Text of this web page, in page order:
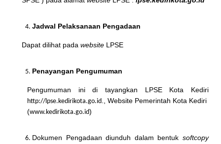
Jadwal Pelaksanaan Pengadaan
Dapat dilihat pada websiteLPSE
Penayangan Pengumuman
Pengumuman ini di tayangkan LPSE Kota Kediri
http://lpse.kedirikota.go.id ., Website Pemerintah Kota Kediri
(www.kedirikota.go.id)
Dokumen Pengadaan diunduh dalam bentuk softcopy